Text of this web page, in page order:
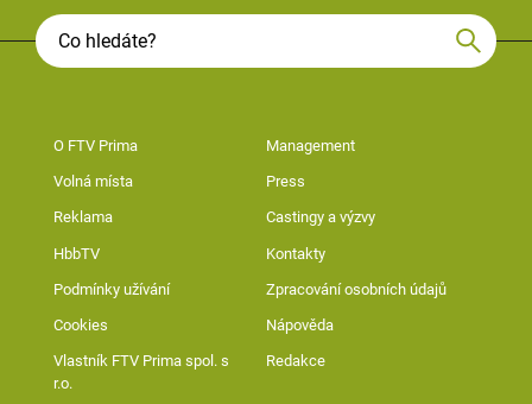
O FTV Prima Management
Volná místa Press
Reklama Castingy a výzvy
HbbTV Kontakty
Podmínky užívání Zpracování osobních údajů
Cookies Nápověda
Vlastník FTV Prima spol. s
r.o.
Redakce